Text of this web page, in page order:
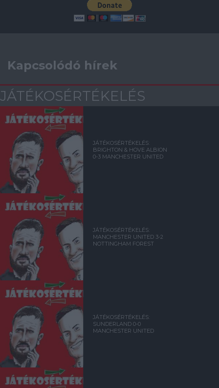
Kapcsolódó hírek
JÁTÉKOSÉRTÉKELÉS
JÁTÉKOSÉRTÉKELÉS:
BRIGHTON & HOVE ALBION
0-3 MANCHESTER UNITED
JÁTÉKOSÉRTÉKELÉS:
MANCHESTER UNITED 3-2
NOTTINGHAM FOREST
JÁTÉKOSÉRTÉKELÉS:
SUNDERLAND 0-0
MANCHESTER UNITED